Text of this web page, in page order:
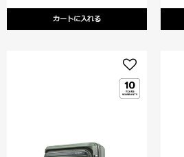
カートに入れる